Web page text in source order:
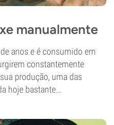
manualmente
anos e é consumido em
constantemente
produção, uma das
hoje bastante...